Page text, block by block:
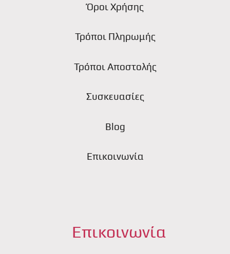
Όροι Χρήσης
Τρόποι Πληρωμής
Τρόποι Αποστολής
Συσκευασίες
Blog
Επικοινωνία
Επικοινωνία